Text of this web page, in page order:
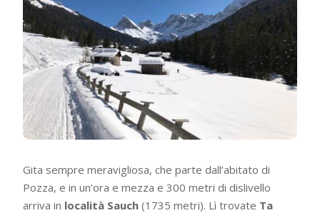
Gita sempre meravigliosa, che parte dall’abitato di
Pozza, e in un’ora e mezza e 300 metri di dislivello
arriva in località Sauch (1735 metri). Lì trovate Ta